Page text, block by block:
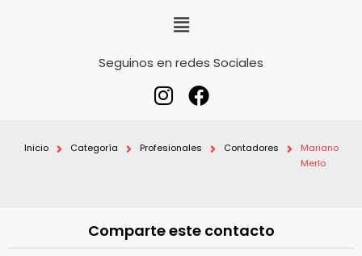
Seguinos en redes Sociales
Inicio Categoría Profesionales Contadores
Mariano
Merlo
Comparte este contacto